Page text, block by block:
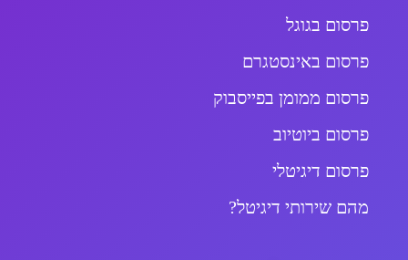
פרסום בגוגל
פרסום באינסטגרם
פרסום ממומן בפייסבוק
פרסום ביוטיוב
פרסום דיגיטלי
מהם שירותי דיגיטל?